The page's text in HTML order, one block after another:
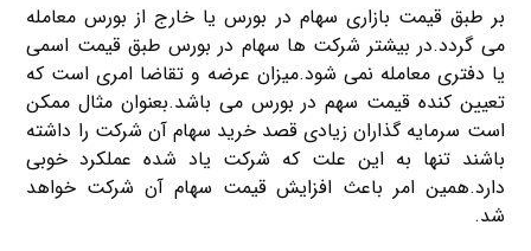
بر طبق قیمت بازاری سهام در بورس یا خارج از بورس معامله
می گردد.در بیشتر شرکت ها سهام در بورس طبق قیمت اسمی
یا دفتری معامله نمی شود.میزان عرضه و تقاضا امری است که
تعیین کنده قیمت سهم در بورس می باشد.بعنوان مثال ممکن
است سرمایه گذاران زیادی قصد خرید سهام آن شرکت را داشته
باشند تنها به این علت که شرکت یاد شده عملکرد خوبی
دارد.همین امر باعث افزایش قیمت سهام آن شرکت خواهد
شد.